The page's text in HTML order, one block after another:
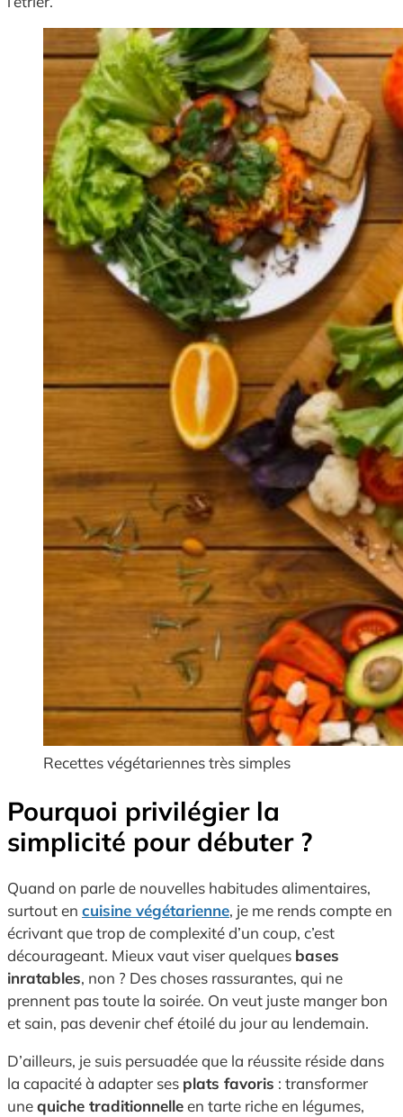
Recettes végétariennes très simples
Pourquoi privilégier la
simplicité pour débuter ?
Quand on parle de nouvelles habitudes alimentaires,
surtout en cuisine végétarienne, je me rends compte en
écrivant que trop de complexité d’un coup, c’est
décourageant. Mieux vaut viser quelques bases
inratables, non ? Des choses rassurantes, qui ne
prennent pas toute la soirée. On veut juste manger bon
et sain, pas devenir chef étoilé du jour au lendemain.
D’ailleurs, je suis persuadée que la réussite réside dans
la capacité à adapter ses plats favoris : transformer
unequiche traditionnelleen tarte riche en légumes,